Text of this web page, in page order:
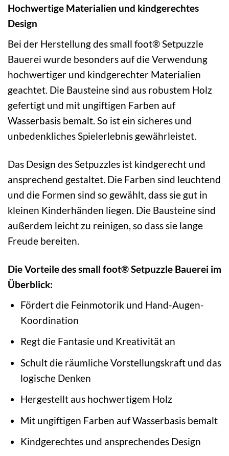
Hochwertige Materialien und kindgerechtes
Design
Bei der Herstellung des small foot® Setpuzzle
Bauerei wurde besonders auf die Verwendung
hochwertiger und kindgerechter Materialien
geachtet. Die Bausteine sind aus robustem Holz
gefertigt und mit ungiftigen Farben auf
Wasserbasis bemalt. So ist ein sicheres und
unbedenkliches Spielerlebnis gewährleistet.
Das Design des Setpuzzles ist kindgerecht und
ansprechend gestaltet. Die Farben sind leuchtend
und die Formen sind so gewählt, dass sie gut in
kleinen Kinderhänden liegen. Die Bausteine sind
außerdem leicht zu reinigen, so dass sie lange
Freude bereiten.
Die Vorteile des small foot® Setpuzzle Bauerei im
Überblick:
Fördert die Feinmotorik und Hand-Augen-
Koordination
Regt die Fantasie und Kreativität an
Schult die räumliche Vorstellungskraft und das
logische Denken
Hergestellt aus hochwertigem Holz
Mit ungiftigen Farben auf Wasserbasis bemalt
Kindgerechtes und ansprechendes Design